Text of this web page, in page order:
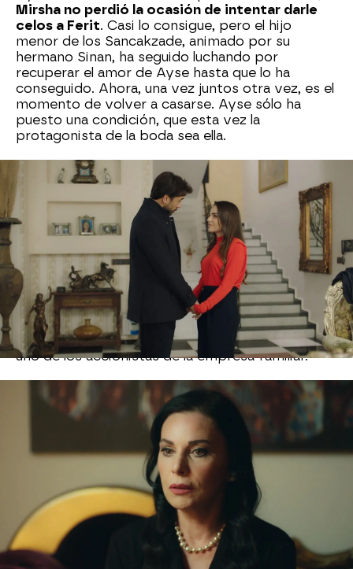
Mirsha no perdió la ocasión de intentar darle
celos a Ferit. Casi lo consigue, pero el hijo
menor de los Sancakzade, animado por su
hermano Sinan, ha seguido luchando por
recuperar el amor de Ayse hasta que lo ha
conseguido. Ahora, una vez juntos otra vez, es el
momento de volver a casarse. Ayse sólo ha
puesto una condición, que esta vez la
protagonista de la boda sea ella.
Mientras todo esto ocurre y la relación entre
Ferit y Ayse vuelve a tomar impulso, Azade se
sigue preguntando quién será el hijo secreto
de su marido Adnan
. Después de mucho pensar,
de hacer descartes e incluso de equivocarse en
sus conclusiones (llegó a pensar que el pequeño
'aceituno' era ese hijo secreto), Azade llega a la
conclusión que esa persona sólo puede ser uno:
Yaman. Le entra un escalofrío al descubrirlo,
sobre todo porque lleva toda la vida junto a ellos
y además se ha convertido recientemente en
uno de los accionistas de la empresa familiar.
Tras ese descubrimiento, y después del shock
Azade se pone a maquinar qué es lo que
debe hacer para impedir que Yaman siga
haciendo de las suyas. Azade está en la casa de
Sahisn, el abuelo de Ayse, a donde ha acudido
para pedirle la mano de su nieta como madre de
Ferit. Pero Azade está con la cabeza en otro
sitio. Aunque la alegría y la felicidad en casa de
Sahin es grande, ella parece ausente y con la
cabeza lejos. Mientras, Yaman sufre un grave
accidente. ¿Habrá tenido Azade algo que ver?